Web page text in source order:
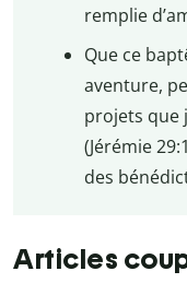
remplie
Que ce
aventure,
projets que
(Jérémie
des
Articles